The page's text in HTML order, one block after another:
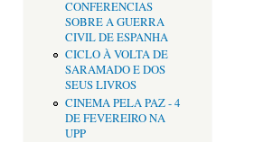
CONFERENCIAS
SOBRE A GUERRA
CIVIL DE ESPANHA
CICLO À VOLTA DE
SARAMADO E DOS
SEUS LIVROS
CINEMA PELA PAZ - 4
DE FEVEREIRO NA
UPP